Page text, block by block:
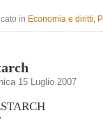
in Economia e diritti
15 Luglio 2007